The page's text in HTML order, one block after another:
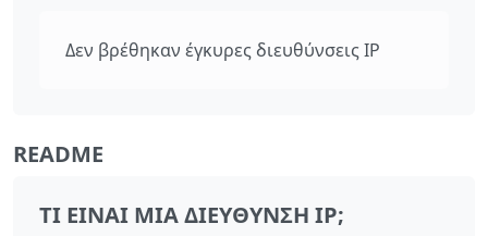
Δεν βρέθηκαν έγκυρες διευθύνσεις IP
README
ΤΙ ΕΊΝΑΙ ΜΙΑ ΔΙΕΎΘΥΝΣΗ IP;